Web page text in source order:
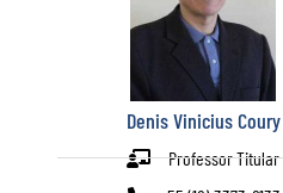
Denis Vinicius Coury
Professor Titular